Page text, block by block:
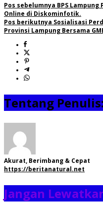
Pos sebelumnya BPS
Online di Diskominfotik.
Pos berikutnya Sosialisasi
Provinsi Lampung Bersama
Tentang Penulis:
Akurat, Berimbang & Cepat
https://beritanatural.net
Jangan